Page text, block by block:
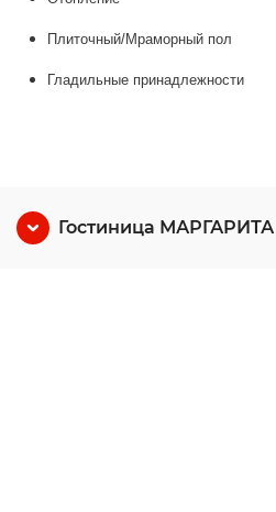
Плиточный/Мраморный пол
Гладильные принадлежности
Гостиница МАРГАРИТА